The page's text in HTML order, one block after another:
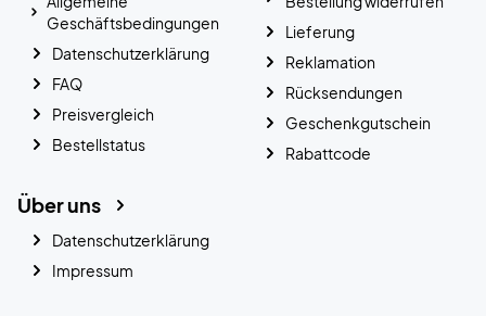
Geschäftsbedingungen
Datenschutzerklärung
FAQ
Preisvergleich
Bestellstatus
Lieferung
Reklamation
Rücksendungen
Geschenkgutschein
Rabattcode
Über uns
Datenschutzerklärung
Impressum